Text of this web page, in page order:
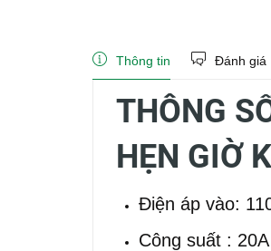
Thông tin Đánh giá
THÔNG
HẸN GIỜ
Điện áp vào:
Công suất :